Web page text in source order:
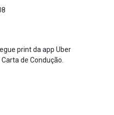
print da app Uber
de Condução.